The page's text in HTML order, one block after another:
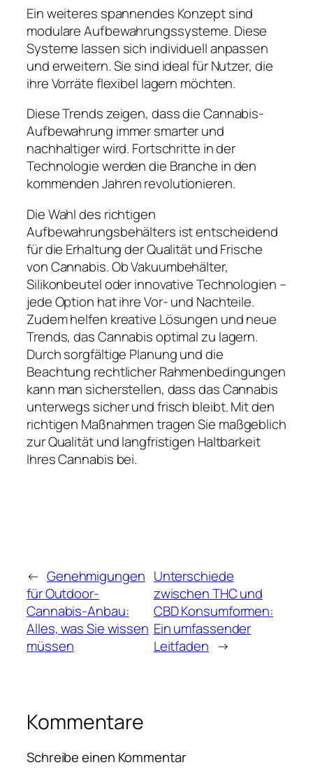
Ein weiteres spannendes Konzept sind
modulare Aufbewahrungssysteme. Diese
Systeme lassen sich individuell anpassen
und erweitern. Sie sind ideal für Nutzer, die
ihre Vorräte flexibel lagern möchten.
Diese Trends zeigen, dass die Cannabis-
Aufbewahrung immer smarter und
nachhaltiger wird. Fortschritte in der
Technologie werden die Branche in den
kommenden Jahren revolutionieren.
Die Wahl des richtigen
Aufbewahrungsbehälters ist entscheidend
für die Erhaltung der Qualität und Frische
von Cannabis. Ob Vakuumbehälter,
Silikonbeutel oder innovative Technologien –
jede Option hat ihre Vor- und Nachteile.
Zudem helfen kreative Lösungen und neue
Trends, das Cannabis optimal zu lagern.
Durch sorgfältige Planung und die
Beachtung rechtlicher Rahmenbedingungen
kann man sicherstellen, dass das Cannabis
unterwegs sicher und frisch bleibt. Mit den
richtigen Maßnahmen tragen Sie maßgeblich
zur Qualität und langfristigen Haltbarkeit
Ihres Cannabis bei.
← Genehmigungen
für Outdoor-
Cannabis-Anbau:
Alles, was Sie wissen
müssen
Unterschiede
zwischen THC und
CBD Konsumformen:
Ein umfassender
Leitfaden →
Kommentare
Schreibe einen Kommentar